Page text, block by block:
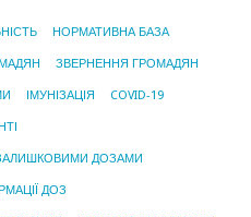
НОРМАТИВНА БАЗА
ЗВЕРНЕННЯ ГРОМАДЯН
ІМУНІЗАЦІЯ COVID-19
ДОЗАМИ
ДОЗ